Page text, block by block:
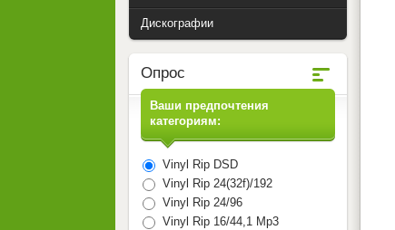
Дискографии
Опрос
Ваши предпочтения
категориям:
Vinyl Rip DSD
Vinyl Rip 24(32f)/192
Vinyl Rip 24/96
Vinyl Rip 16/44,1 Mp3